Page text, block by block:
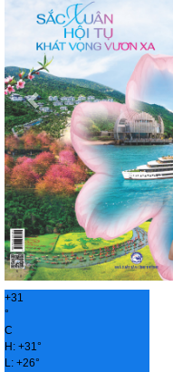
+31
°
C
H: +31°
L: +26°